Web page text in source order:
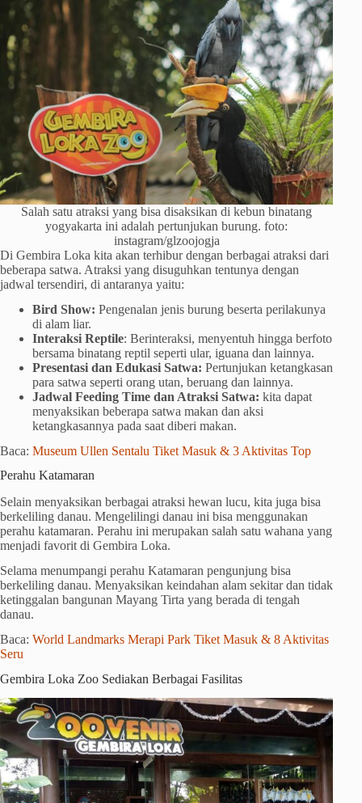
Salah satu atraksi yang bisa disaksikan di kebun binatang
yogyakarta ini adalah pertunjukan burung. foto:
instagram/glzoojogja
Di Gembira Loka kita akan terhibur dengan berbagai atraksi dari
beberapa satwa. Atraksi yang disuguhkan tentunya dengan
jadwal tersendiri, di antaranya yaitu:
Bird Show: Pengenalan jenis burung beserta perilakunya
di alam liar.
Interaksi Reptile: Berinteraksi, menyentuh hingga berfoto
bersama binatang reptil seperti ular, iguana dan lainnya.
Presentasi dan Edukasi Satwa: Pertunjukan ketangkasan
para satwa seperti orang utan, beruang dan lainnya.
Jadwal Feeding Time dan Atraksi Satwa: kita dapat
menyaksikan beberapa satwa makan dan aksi
ketangkasannya pada saat diberi makan.
Baca: Museum Ullen Sentalu Tiket Masuk & 3 Aktivitas Top
Perahu Katamaran
Selain menyaksikan berbagai atraksi hewan lucu, kita juga bisa
berkeliling danau. Mengelilingi danau ini bisa menggunakan
perahu katamaran. Perahu ini merupakan salah satu wahana yang
menjadi favorit di Gembira Loka.
Selama menumpangi perahu Katamaran pengunjung bisa
berkeliling danau. Menyaksikan keindahan alam sekitar dan tidak
ketinggalan bangunan Mayang Tirta yang berada di tengah
danau.
Baca: World Landmarks Merapi Park Tiket Masuk & 8 Aktivitas
Seru
Gembira Loka Zoo Sediakan Berbagai Fasilitas